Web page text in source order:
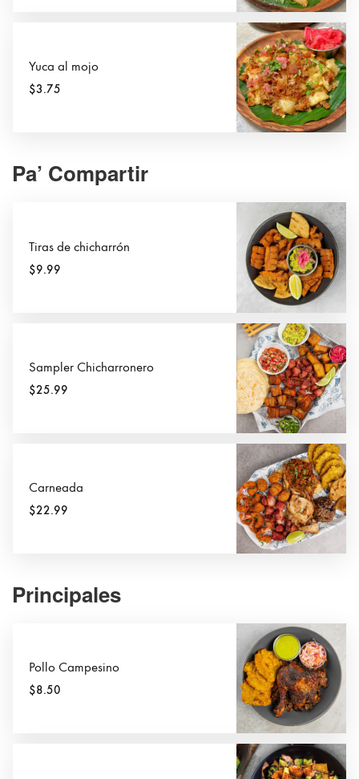
Yuca al mojo
$3.75
Pa’ Compartir
Tiras de chicharrón
$9.99
Sampler Chicharronero
$25.99
Carneada
$22.99
Principales
Pollo Campesino
$8.50